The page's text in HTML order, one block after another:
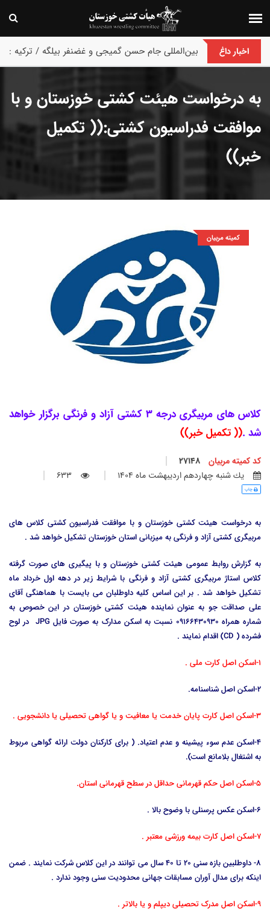
اخبار داغ
پایان رقابت های بین‌المللی جام حسن گمیجی و غضنفر بیلگه / ترکیه :
به درخواست هیئت کشتی خوزستان و با
موافقت فدراسیون کشتی:(( تکمیل
خبر))
کمیته مربیان
کلاس های مربیگری درجه 3 کشتی آزاد و فرنگی برگزار خواهد
شد .(( تکمیل خبر))
کد کمیته مربیان
يك شنبه چهاردهم ارديبهشت ماه 1404
633
چاپ
به درخواست هیئت کشتی خوزستان و با موافقت فدراسیون کشتی کلاس های
مربیگری کشتی آزاد و فرنگی به میزبانی استان خوزستان تشکیل خواهد شد .
به گزارش روابط عمومی هیئت کشتی خوزستان و با پیگیری های صورت گرفته
کلاس استاژ مربیگری کشتی آزاد و فرنگی با شرایط زیر در دهه اول خرداد ماه
تشکیل خواهد شد . بر این اساس کلیه داوطلبان می بایست با هماهنگی آقای
علی صداقت جو به عنوان نماینده هیئت کشتی خوزستان در این خصوص به
شماره همراه 09166430930 نسبت به اسکن مدارک به صورت فایل JPG در لوح
فشرده ( CD) اقدام نمایند .
1-اسکن اصل کارت ملی .
2-اسکن اصل شناسنامه.
3-اسکن اصل کارت پایان خدمت یا معافیت و یا گواهی تحصیلی یا دانشجویی .
4-اسکن عدم سوء پیشینه و عدم اعتیاد. ( برای کارکنان دولت ارائه گواهی مربوط
به اشتغال بلامانع است).
5-اسکن اصل حکم قهرمانی حداقل در سطح قهرمانی استان.
6-اسکن عکس پرسنلی با وضوح بالا .
7-اسکن اصل کارت بیمه ورزشی معتبر .
8- داوطلبین بازه سنی 20 تا 40 سال می توانند در این کلاس شرکت نمایند . ضمن
اینکه برای مدال آوران مسابقات جهانی محدودیت سنی وجود ندارد .
9-اسکن اصل مدرک تحصیلی دیپلم و یا بالاتر .